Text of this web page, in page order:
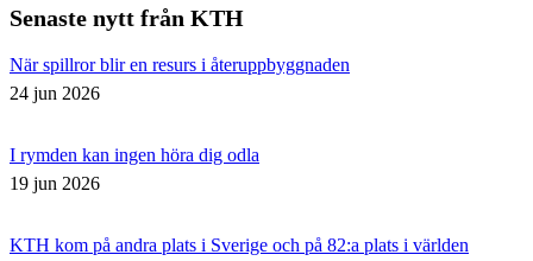
Senaste nytt från KTH
När spillror blir en resurs i återuppbyggnaden
24 jun 2026
I rymden kan ingen höra dig odla
19 jun 2026
KTH kom på andra plats i Sverige och på 82:a plats i världen